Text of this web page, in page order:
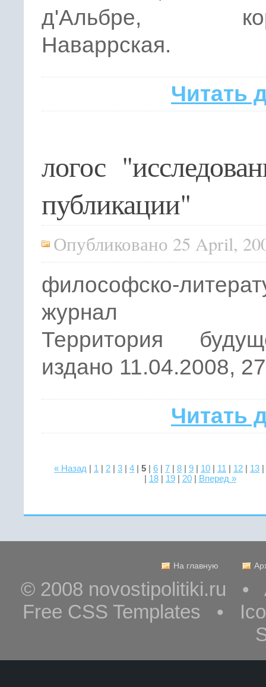
д'Альбре,
Наваррская.
Читать
логос
публикации"
Опубликовано 25 April,
философско-
журнал
Территория
издано 11.04.2008,
Читать
« Назад | 1 | 2 | 3 | 4 | 5 | 6 | 7 | 8 | 9 | 10 | 11 | 12 | 13 |
| 18| 19| 20| Вперед »
На главную
© 2008 novostipolitiki.ru •
Free CSS Templates •